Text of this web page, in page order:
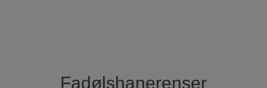
Fadølshanerenser